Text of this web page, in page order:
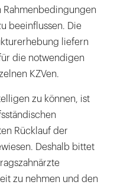
beeinflussen. Die
liefern
die notwendigen
KZVen.
zu können, ist
Rücklauf der
Deshalb bittet
zu nehmen und den